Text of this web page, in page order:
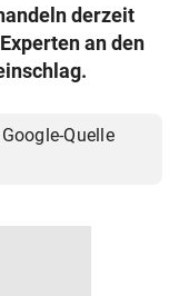
derzeit
an den
Quelle